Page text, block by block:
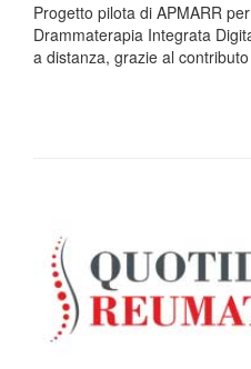
Progetto pilota di APMARR
Drammaterapia Integrata
a distanza, grazie al